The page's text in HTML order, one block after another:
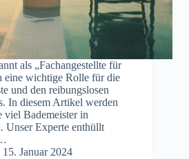
als „Fachangestellte für
eine wichtige Rolle für die
und den reibungslosen
In diesem Artikel werden
Bademeister in
Unser Experte enthüllt
15. Januar 2024